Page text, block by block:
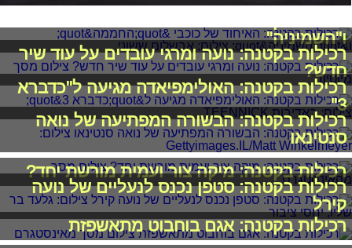
ו"השמיניה"
רכילות בקטנה: נועה ומרגי עובדים על עוד שיר
חדש?
רכילות בקטנה: האולימפיאדה מגיעה ל"כדברא
3"
רכילות בקטנה: הבשורה המפתיעה של נואה
סנטינאו
רכילות בקטנה: מיקה צור ועמית מורשת יחד?
רכילות בקטנה: סטפן נכנס לנעליים של נועה
קירל
רכילות בקטנה: אגם בוחבוט מתאשפזת